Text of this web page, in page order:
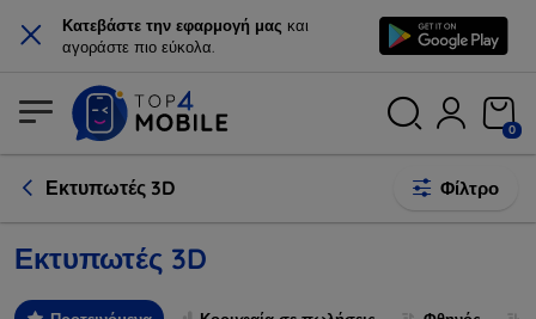
× Κατεβάστε την εφαρμογή μας και
αγοράστε πιο εύκολα.
0
Εκτυπωτές 3D Φίλτρο
Εκτυπωτές 3D